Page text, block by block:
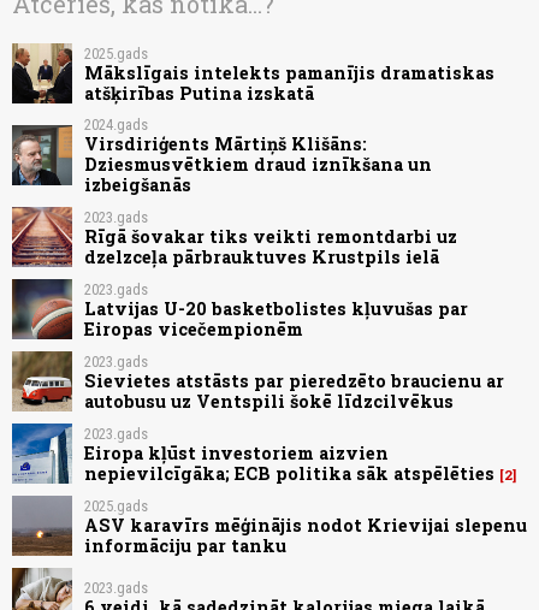
2025.gads
Mākslīgais intelekts pamanījis dramatiskas
atšķirības Putina izskatā
2024.gads
Virsdiriģents Mārtiņš Klišāns:
Dziesmusvētkiem draud iznīkšana un
izbeigšanās
2023.gads
Rīgā šovakar tiks veikti remontdarbi uz
dzelzceļa pārbrauktuves Krustpils ielā
2023.gads
Latvijas U-20 basketbolistes kļuvušas par
Eiropas vicečempionēm
2023.gads
Sievietes atstāsts par pieredzēto braucienu ar
autobusu uz Ventspili šokē līdzcilvēkus
2023.gads
Eiropa kļūst investoriem aizvien
nepievilcīgāka; ECB politika sāk atspēlēties
2
2025.gads
ASV karavīrs mēģinājis nodot Krievijai slepenu
informāciju par tanku
2023.gads